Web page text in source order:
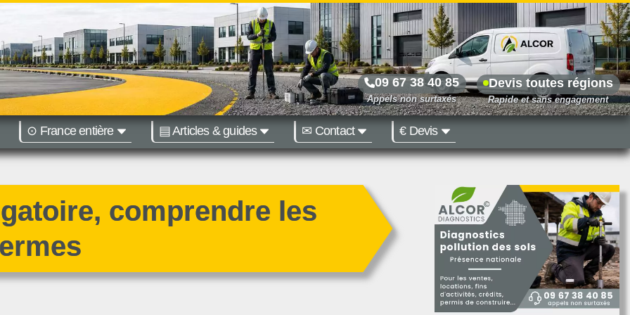
09 67 38 40 85 Devis toutes régions
⊙ France entière ▤ Articles & guides ✉ Contact € Devis
Bordeaux
comprendre les